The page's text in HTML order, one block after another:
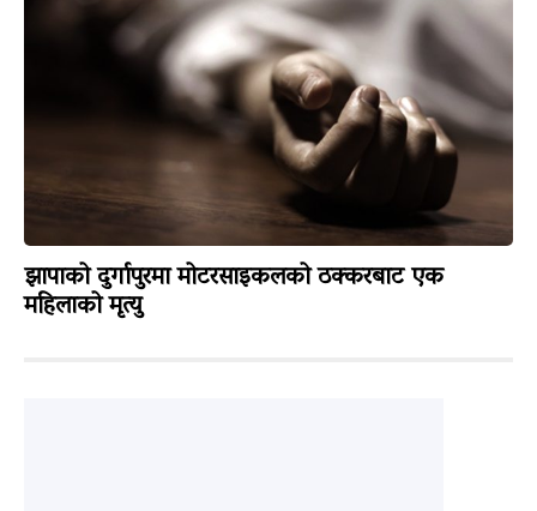
झापाको दुर्गापुरमा मोटरसाइकलको ठक्करबाट एक
महिलाको मृत्यु